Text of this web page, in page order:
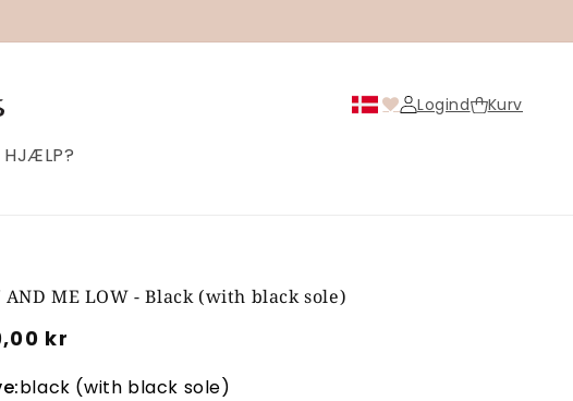
HJÆLP?
Logind
Logind Kurv
AND ME LOW - Black (with black sole)
kr
black (with black sole)